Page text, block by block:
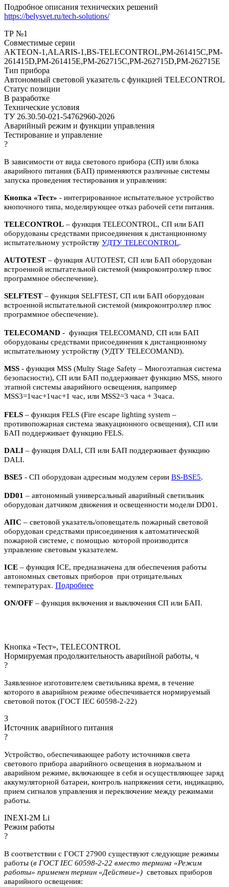
Подробное описания технических решений
https://belysvet.ru/tech-solutions/
ТР №1
Совместимые серии
AKTEON-1,ALARIS-1,BS-TELECONTROL,PM-261415C,PM-
261415D,PM-261415E,PM-262715C,PM-262715D,PM-262715E
Тип прибора
Автономный световой указатель с функцией TELECONTROL
Статус позиции
В разработке
Технические условия
ТУ 26.30.50-021-54762960-2026
Аварийный режим и функции управления
Тестирование и управление
?
В зависимости от вида светового прибора (СП) или блока
аварийного питания (БАП) применяются различные системы
запуска проведения тестирования и управления:
Кнопка «Тест» - интегрированное испытательное устройство
кнопочного типа, моделирующее отказ рабочей сети питания.
TELECONTROL – функция TELECONTROL, СП или БАП
оборудованы средствами присоединения к дистанционному
испытательному устройству УДТУ TELECONTROL.
AUTOTEST – функция AUTOTEST, СП или БАП оборудован
встроенной испытательной системой (микроконтроллер плюс
программное обеспечение).
SELFTEST – функция SELFTEST, СП или БАП оборудован
встроенной испытательной системой (микроконтроллер плюс
программное обеспечение).
TELECOMAND - функция TELECOMAND, СП или БАП
оборудованы средствами присоединения к дистанционному
испытательному устройству (УДТУ TELECOMAND).
MSS - функция MSS (Multy Stage Safety – Многоэтапная система
безопасности), СП или БАП поддерживает функцию MSS, много
этапной системы аварийного освещения, например
MSS3=1час+1час+1 час, или MSS2=3 часа + 3часа.
FELS – функция FELS (Fire escape lighting system –
противопожарная система эвакуационного освещения), СП или
БАП поддерживает функцию FELS.
DALI – функция DALI, СП или БАП поддерживает функцию
DALI.
BSE5 - СП оборудован адресным модулем серии BS-BSE5.
DD01 – автономный универсальный аварийный светильник
оборудован датчиком движения и освещенности модели DD01.
АПС – световой указатель/оповещатель пожарный световой
оборудован средствами присоединения к автоматической
пожарной системе, с помощью которой производится
управление световым указателем.
ICE – функция ICE, предназначена для обеспечения работы
автономных световых приборов при отрицательных
температурах. Подробнее
ON/OFF – функция включения и выключения СП или БАП.
Кнопка «Тест», TELECONTROL
Нормируемая продолжительность аварийной работы, ч
?
Заявленное изготовителем светильника время, в течение
которого в аварийном режиме обеспечивается нормируемый
световой поток (ГОСТ IEC 60598-2-22)
3
Источник аварийного питания
?
Устройство, обеспечивающее работу источников света
светового прибора аварийного освещения в нормальном и
аварийном режиме, включающее в себя и осуществляющее заряд
аккумуляторной батареи, контроль напряжения сети, индикацию,
прием сигналов управления и переключение между режимами
работы.
INEXI-2M Li
Режим работы
?
В соответствии с ГОСТ 27900 существуют следующие режимы
работы (в ГОСТ IEC 60598-2-22 вместо термина «Режим
работы» применен термин «Действие») световых приборов
аварийного освещения: